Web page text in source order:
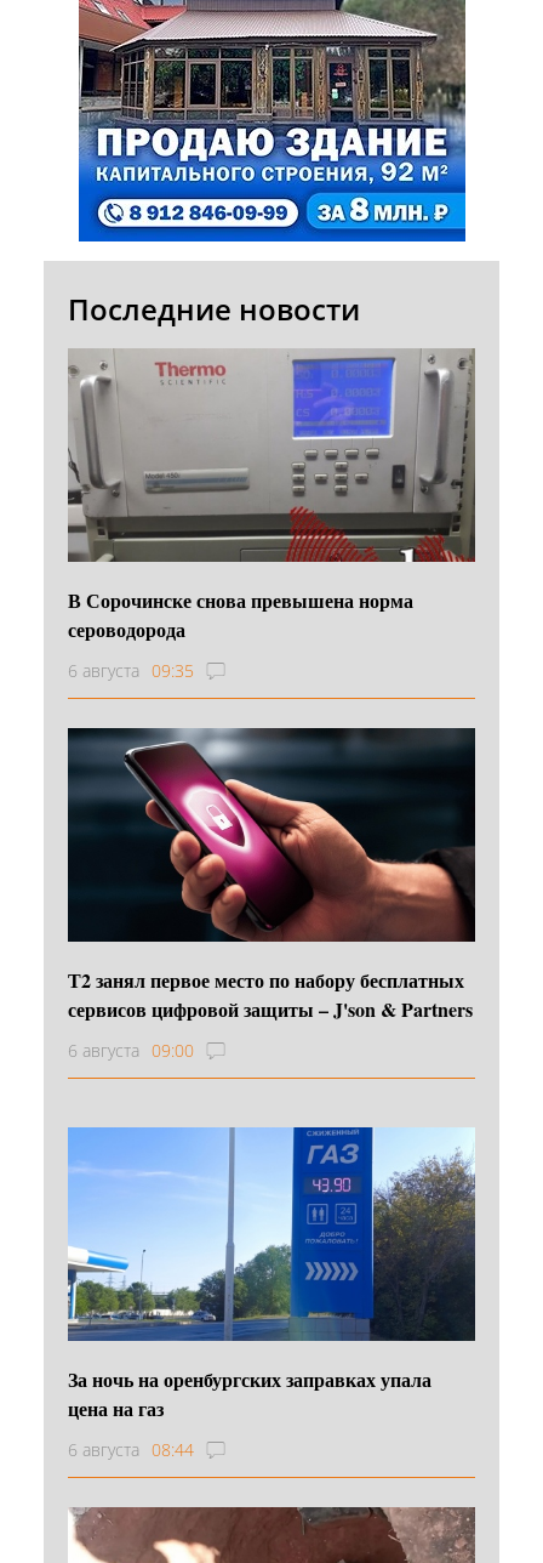
Последние новости
В Сорочинске снова превышена норма
сероводорода
6 августа 09:35
Т2 занял первое место по набору бесплатных
сервисов цифровой защиты – J'son & Partners
6 августа 09:00
За ночь на оренбургских заправках упала
цена на газ
6 августа 08:44